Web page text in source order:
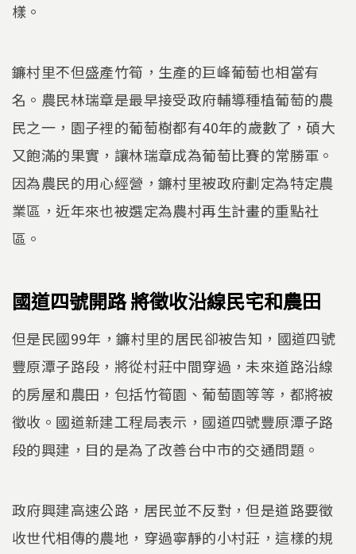
樣。
鐮村里不但盛產竹筍，生產的巨峰葡萄也相當有
名。農民林瑞章是最早接受政府輔導種植葡萄的農
民之一，園子裡的葡萄樹都有40年的歲數了，碩大
又飽滿的果實，讓林瑞章成為葡萄比賽的常勝軍。
因為農民的用心經營，鐮村里被政府劃定為特定農
業區，近年來也被選定為農村再生計畫的重點社
區。
國道四號開路 將徵收沿線民宅和農田
但是民國99年，鐮村里的居民卻被告知，國道四號
豐原潭子路段，將從村莊中間穿過，未來道路沿線
的房屋和農田，包括竹筍園、葡萄園等等，都將被
徵收。國道新建工程局表示，國道四號豐原潭子路
段的興建，目的是為了改善台中市的交通問題。
政府興建高速公路，居民並不反對，但是道路要徵
收世代相傳的農地，穿過寧靜的小村莊，這樣的規